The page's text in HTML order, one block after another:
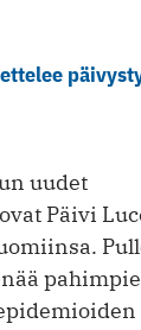
uudet
Päivi